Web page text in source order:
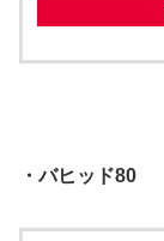
・バヒッド80